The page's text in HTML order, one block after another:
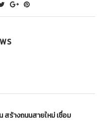
สร้างถนนสายใหม่ เชื่อม